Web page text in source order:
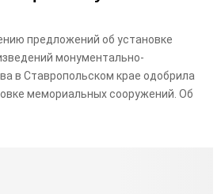
предложений об установке
монументально-
в Ставропольском крае одобрила
мемориальных сооружений. Об